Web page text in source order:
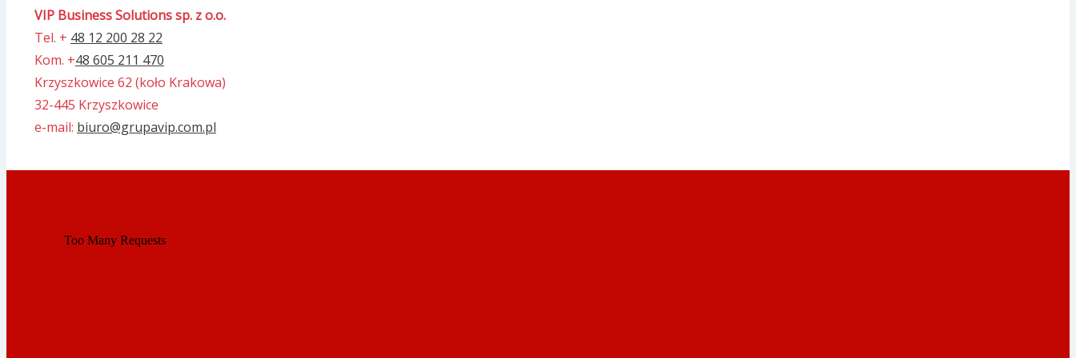
VIP Business Solutions sp. z o.o.
Tel. + 48 12 200 28 22
Kom. +48 605 211 470
Krzyszkowice 62 (koło Krakowa)
32-445 Krzyszkowice
e-mail: biuro@grupavip.com.pl